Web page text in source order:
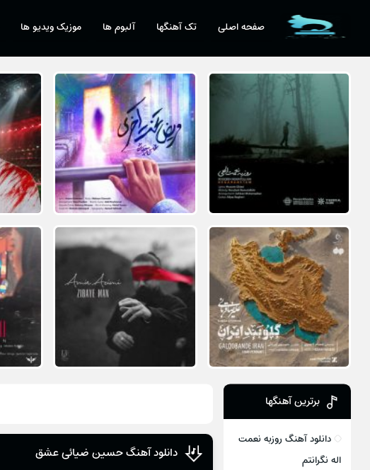
صفحه اصلی تک آهنگها آلبوم ها موزیک ویدیو ها
دانلود آهنگ حسین ضیائی عشق
برترین آهنگها
دانلود آهنگ روزبه نعمت
اله نگرانتم